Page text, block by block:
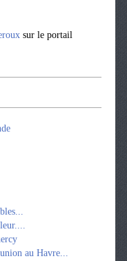
sur le portail
au Havre...